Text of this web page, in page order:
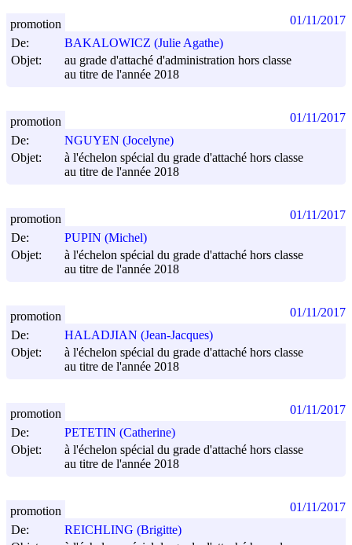
De:
BAKALOWICZ (Julie Agathe)
Objet:
au grade d'attaché d'administration hors classe
au titre de l'année 2018
promotion 01/11/2017
De:
NGUYEN (Jocelyne)
Objet:
à l'échelon spécial du grade d'attaché hors classe
au titre de l'année 2018
promotion 01/11/2017
De:
PUPIN (Michel)
Objet:
à l'échelon spécial du grade d'attaché hors classe
au titre de l'année 2018
promotion 01/11/2017
De:
HALADJIAN (Jean-Jacques)
Objet:
à l'échelon spécial du grade d'attaché hors classe
au titre de l'année 2018
promotion 01/11/2017
De:
PETETIN (Catherine)
Objet:
à l'échelon spécial du grade d'attaché hors classe
au titre de l'année 2018
promotion 01/11/2017
De:
REICHLING (Brigitte)
promotion 01/11/2017